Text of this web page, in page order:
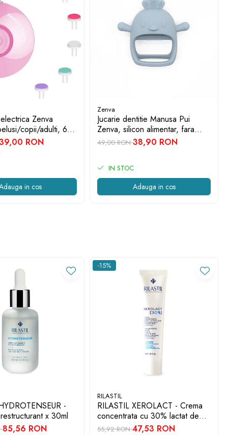
Zenva
copii/adulti, 6
roz
RON
in cos
Zenva
Jucarie dentitie Manusa Pui
Zenva, silicon alimentar, fara
BPA, 3-12 luni, Albastru
49,00 RON38,90 RON
IN STOC
Adauga in cos
-
x 30ml
85,56 RON
-15%
RILASTIL
RILASTIL XEROLACT - Crema
concentrata cu 30% lactat de
sodiu x 40ml
55,92 RON47,53 RON